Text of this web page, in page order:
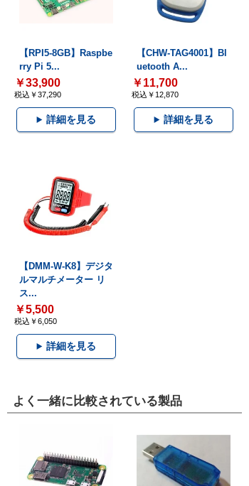
【RPI5-8GB】Raspbe
rry Pi 5...
￥33,900
税込￥37,290
詳細を見る
【CHW-TAG4001】Bl
uetooth A...
￥11,700
税込￥12,870
詳細を見る
【DMM-W-K8】デジタ
ルマルチメーター リ
ス...
￥5,500
税込￥6,050
詳細を見る
よく一緒に比較されている製品